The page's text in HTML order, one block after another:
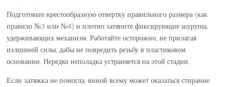
Подготовьте крестообразную отвертку правильного размера (как
правило №3 или №4) и плотно затяните фиксирующие шурупы,
удерживающих механизм. Работайте осторожно, не прилагая
излишней силы, дабы не повредить резьбу в пластиковом
основании. Нередко неполадка устраняется на этой стадии.
Если затяжка не помогла, виной всему может оказаться стирание